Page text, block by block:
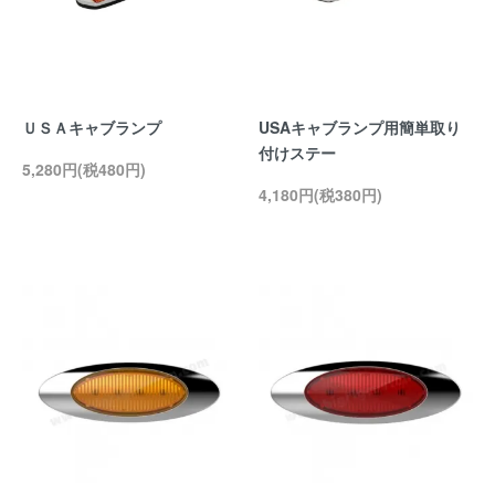
ＵＳＡキャブランプ
5,280円(税480円)
USAキャブランプ用簡単取り
付けステー
4,180円(税380円)